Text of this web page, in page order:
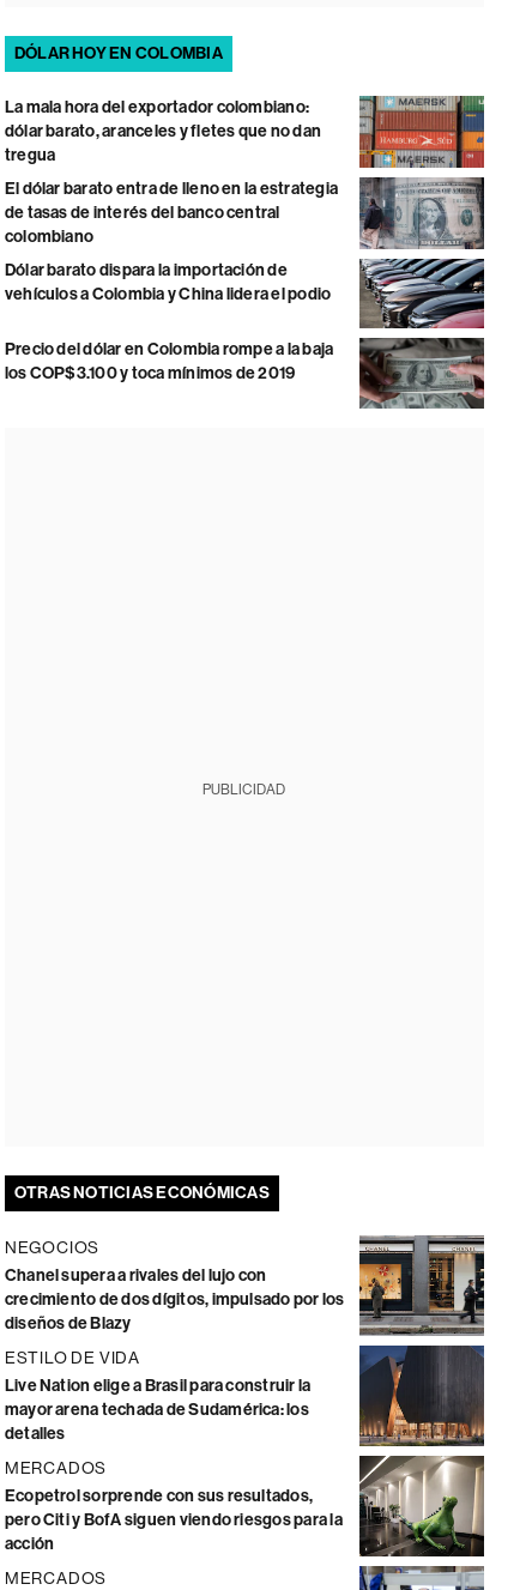
DÓLAR HOY EN COLOMBIA
La mala hora del exportador colombiano:
dólar barato, aranceles y fletes que no dan
tregua
El dólar barato entra de lleno en la estrategia
de tasas de interés del banco central
colombiano
Dólar barato dispara la importación de
vehículos a Colombia y China lidera el podio
Precio del dólar en Colombia rompe a la baja
los COP$3.100 y toca mínimos de 2019
PUBLICIDAD
OTRAS NOTICIAS ECONÓMICAS
NEGOCIOS
Chanel supera a rivales del lujo con
crecimiento de dos dígitos, impulsado por los
diseños de Blazy
ESTILO DE VIDA
Live Nation elige a Brasil para construir la
mayor arena techada de Sudamérica: los
detalles
MERCADOS
Ecopetrol sorprende con sus resultados,
pero Citi y BofA siguen viendo riesgos para la
acción
MERCADOS